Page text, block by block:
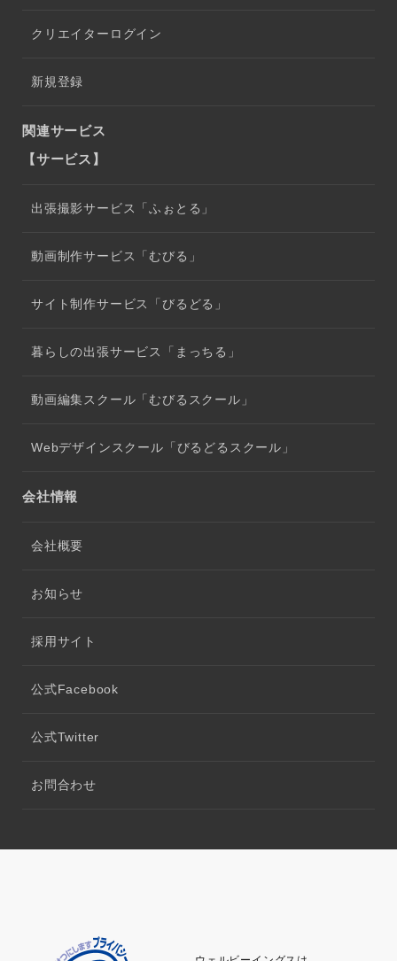
クリエイターログイン
新規登録
関連サービス
【サービス】
出張撮影サービス「ふぉとる」
動画制作サービス「むびる」
サイト制作サービス「びるどる」
暮らしの出張サービス「まっちる」
動画編集スクール「むびるスクール」
Webデザインスクール「びるどるスクール」
会社情報
会社概要
お知らせ
採用サイト
公式Facebook
公式Twitter
お問合わせ